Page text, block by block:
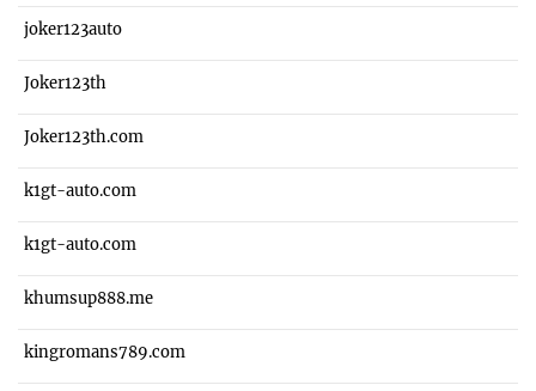
joker123auto
Joker123th
Joker123th.com
k1gt-auto.com
k1gt-auto.com
khumsup888.me
kingromans789.com